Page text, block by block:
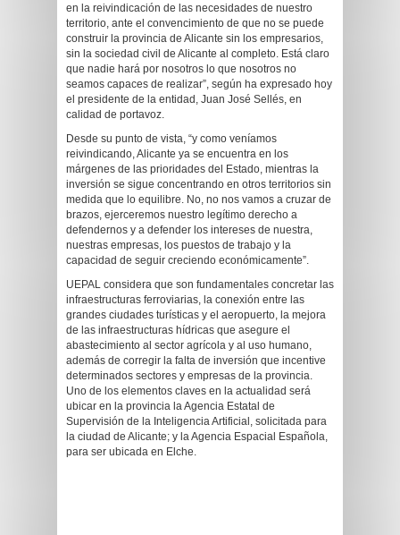
en la reivindicación de las necesidades de nuestro
territorio, ante el convencimiento de que no se puede
construir la provincia de Alicante sin los empresarios,
sin la sociedad civil de Alicante al completo. Está claro
que nadie hará por nosotros lo que nosotros no
seamos capaces de realizar”, según ha expresado hoy
el presidente de la entidad, Juan José Sellés, en
calidad de portavoz.
Desde su punto de vista, “y como veníamos
reivindicando, Alicante ya se encuentra en los
márgenes de las prioridades del Estado, mientras la
inversión se sigue concentrando en otros territorios sin
medida que lo equilibre. No, no nos vamos a cruzar de
brazos, ejerceremos nuestro legítimo derecho a
defendernos y a defender los intereses de nuestra,
nuestras empresas, los puestos de trabajo y la
capacidad de seguir creciendo económicamente”.
UEPAL considera que son fundamentales concretar las
infraestructuras ferroviarias, la conexión entre las
grandes ciudades turísticas y el aeropuerto, la mejora
de las infraestructuras hídricas que asegure el
abastecimiento al sector agrícola y al uso humano,
además de corregir la falta de inversión que incentive
determinados sectores y empresas de la provincia.
Uno de los elementos claves en la actualidad será
ubicar en la provincia la Agencia Estatal de
Supervisión de la Inteligencia Artificial, solicitada para
la ciudad de Alicante; y la Agencia Espacial Española,
para ser ubicada en Elche.